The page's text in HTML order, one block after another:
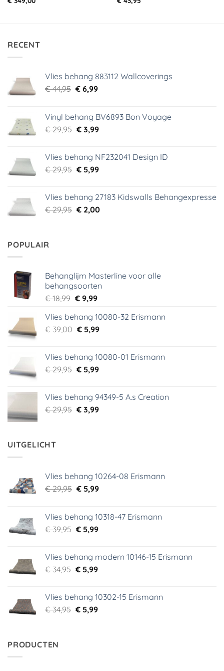
RECENT
Vlies behang 883112 Wallcoverings
€44,95 Oorspronkelijke
€ 44,95.
€6,99Huidige
€ 6,99.
Vinyl behang BV6893 Bon Voyage
€29,95 Oorspronkelijke
€ 29,95.
€3,99Huidige
€ 3,99.
Vlies behang NF232041 Design ID
€29,95 Oorspronkelijke
€ 29,95.
€5,99Huidige
€ 5,99.
Vlies behang 27183 Kidswalls Behangexpresse
€29,95 Oorspronkelijke
€2,00Huidige
POPULAIR
Behanglijm Masterline voor alle
behangsoorten
€18,99 Oorspronkelijke
was:
€ 18,99.
€9,99Huidige
is:
€ 9,99.
Vlies behang 10080-32 Erismann
€39,00 Oorspronkelijke
€ 39,00.
€5,99Huidige
€ 5,99.
Vlies behang 10080-01 Erismann
€29,95 Oorspronkelijke
€ 29,95.
€5,99Huidige
€ 5,99.
Vlies behang 94349-5 A.s Creation
€29,95 Oorspronkelijke
€3,99Huidige
UITGELICHT
Vlies behang 10264-08 Erismann
€29,95 Oorspronkelijke
€ 29,95.
€5,99Huidige
€ 5,99.
Vlies behang 10318-47 Erismann
€39,95 Oorspronkelijke
€ 39,95.
€5,99Huidige
€ 5,99.
Vlies behang modern 10146-15 Erismann
€34,95 Oorspronkelijke
€ 34,95.
€5,99Huidige
€ 5,99.
Vlies behang 10302-15 Erismann
€34,95 Oorspronkelijke
€5,99Huidige
PRODUCTEN